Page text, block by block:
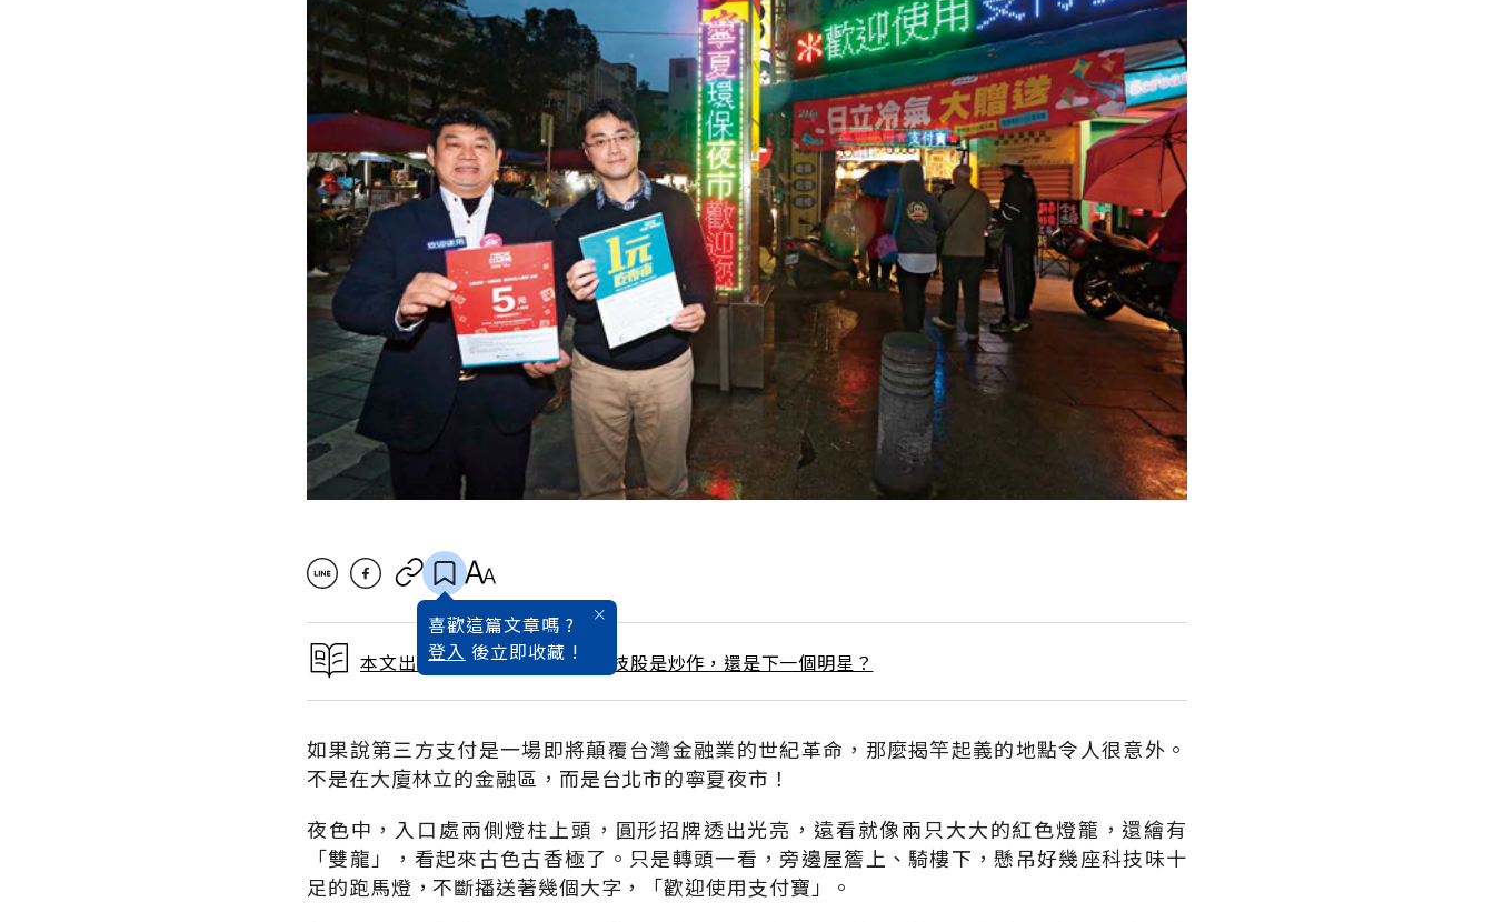
喜歡這篇文章嗎 ?
登入 後立即收藏 !
本文出自 2016 / 4月號雜誌 生技股是炒作，還是下一個明星？
如果說第三方支付是一場即將顛覆台灣金融業的世紀革命，那麼揭竿起義的地點令人很意外。
不是在大廈林立的金融區，而是台北市的寧夏夜市！
夜色中，入口處兩側燈柱上頭，圓形招牌透出光亮，遠看就像兩只大大的紅色燈籠，還繪有
「雙龍」，看起來古色古香極了。只是轉頭一看，旁邊屋簷上、騎樓下，懸吊好幾座科技味十
足的跑馬燈，不斷播送著幾個大字，「歡迎使用支付寶」。